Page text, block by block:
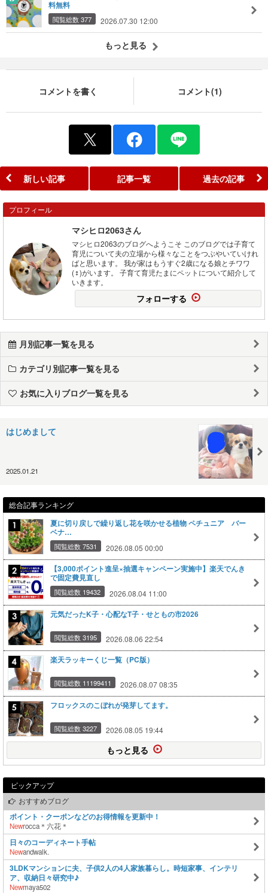
料無料
閲覧総数 377 2026.07.30 12:00
もっと見る
コメントを書く コメント(1)
新しい記事 記事一覧 過去の記事
プロフィール
マシヒロ2063さん
マシヒロ2063のブログへようこそ このブログでは子育て
育児について夫の立場から様々なことをつぶやいていけれ
ばと思います。 我が家はもうすぐ2歳になる娘とチワワ
(♀)がいます。 子育て育児たまにペットについて紹介して
いきます。
フォローする
月別記事一覧を見る
カテゴリ別記事一覧を見る
お気に入りブログ一覧を見る
はじめまして
2025.01.21
総合記事ランキング
夏に切り戻しで繰り返し花を咲かせる植物 ペチュニア バー
ベナ…
閲覧総数 7531 2026.08.05 00:00
【3,000ポイント進呈×抽選キャンペーン実施中】楽天でんき
で固定費見直し
閲覧総数 19432 2026.08.04 11:00
元気だったK子・心配なT子・せともの市2026
閲覧総数 3195 2026.08.06 22:54
楽天ラッキーくじ一覧（PC版）
閲覧総数 11199411 2026.08.07 08:35
フロックスのこぼれが発芽してます。
閲覧総数 3227 2026.08.05 19:44
もっと見る
ピックアップ
おすすめブログ
ポイント・クーポンなどのお得情報を更新中！
Newrocca＊六花＊
日々のコーディネート手帖
Newandwalk.
3LDKマンションに夫、子供2人の4人家族暮らし。時短家事、インテリ
ア、収納日々研究中♪
Newmaya502